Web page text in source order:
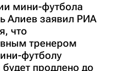
мини-футбола
Алиев заявил РИА
что
тренером
футболу
продлено до